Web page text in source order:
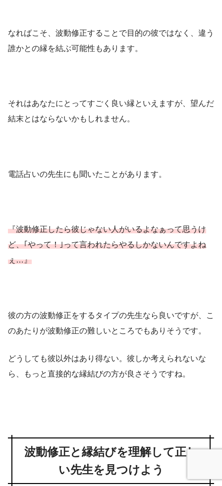
なればこそ、波動修正することで目的の彼ではなく、違う
誰かとの縁を結ぶ可能性もあります。
それはあなたにとってすごく良い縁といえますが、望んだ
結末とはならないかもしれません。
電話占いの先生にも聞いたことがあります。
『波動修正したら彼じゃない人がいるよなぁって思うけ
ど、｢やって！｣って言われたらやるしかないんですよね
ぇ…』
彼の方の波動修正をするタイプの先生なら良いですが、こ
のあたりが波動修正の難しいところでもありそうです。
どうしても彼以外はあり得ない。彼しか考えられないな
ら、もっと直接的な縁結びの方が良さそうですね。
波動修正と縁結びを理解して正し
い先生を見つけよう